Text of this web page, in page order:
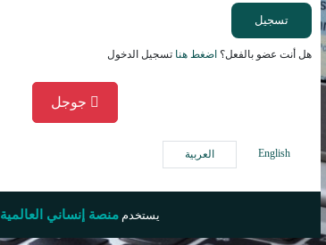
تسجيل
هل أنت عضو بالفعل؟ اضغط هنا تسجيل الدخول
جوجل
English العربية
يستخدممنصة إنساني العالمية